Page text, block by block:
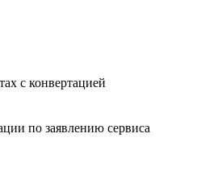
с конвертацией
по заявлению сервиса